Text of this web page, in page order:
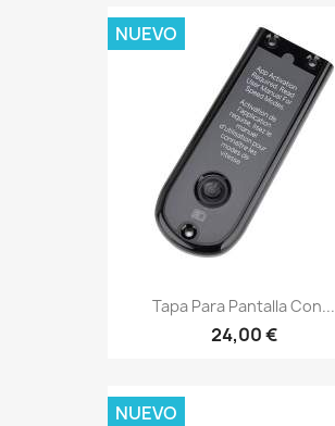
Tapa Para Pantalla Con...
24,00 €
NUEVO
NUEVO